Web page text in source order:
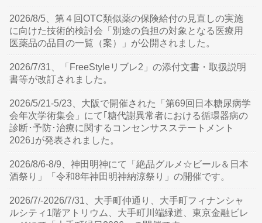
2026/8/5、第４回OTC類似薬の保険給付の見直しの実施
に向けた技術的検討会「別途の負担の対象となる医療用
医薬品の品目の一覧（案）」が公開されました。
2026/7/31、「FreeStyleリブレ2」の添付文書・取扱説明
書等が改訂されました。
2026/5/21-5/23、大阪で開催された「第69回日本糖尿病学
会年次学術集会」にて｢糖代謝異常者における循環器病の
診断･予防･治療に関するコンセンサスステートメント
2026｣が発表されました。
2026/8/6-8/9、神田明神にて「絶品グルメ☆ビール＆日本
酒祭り」「令和8年神田明神納涼祭り」の開催です。
2026/7/-2026/7/31、大手町仲通り、大手町フィナンシャ
ルシティ1階アトリウム、大手町川端緑道、東京金融ビレ